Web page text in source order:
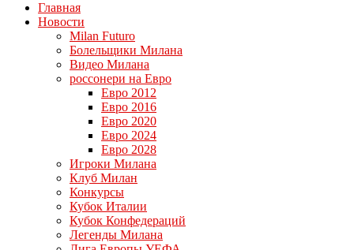
Главная
Новости
Milan Futuro
Болельщики Милана
Видео Милана
россонери на Евро
Евро 2012
Евро 2016
Евро 2020
Евро 2024
Евро 2028
Игроки Милана
Клуб Милан
Конкурсы
Кубок Италии
Кубок Конфедераций
Легенды Милана